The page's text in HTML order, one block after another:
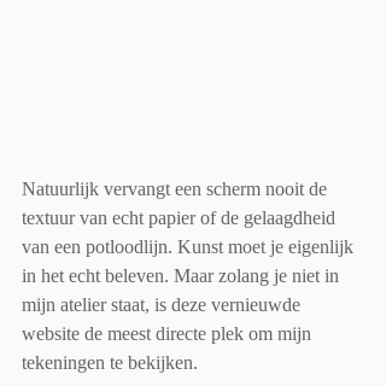
Natuurlijk vervangt een scherm nooit de
textuur van echt papier of de gelaagdheid
van een potloodlijn. Kunst moet je eigenlijk
in het echt beleven. Maar zolang je niet in
mijn atelier staat, is deze vernieuwde
website de meest directe plek om mijn
tekeningen te bekijken.